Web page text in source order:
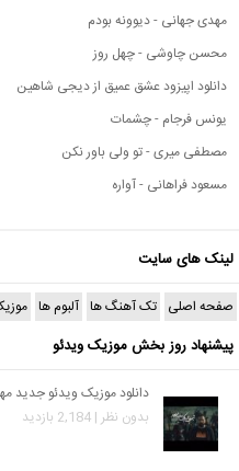
مهدی جهانی - دیوونه بودم
محسن چاوشی - چهل روز
دانلود اپیزود عشق عمیق از دیجی شاهین
یونس فرجام - چشمات
مصطفی میری - تو ولی باور نکن
مسعود فراهانی - آواره
لینک های سایت
صفحه اصلی تک آهنگ ها آلبوم ها
پیشنهاد روز بخش موزیک ویدئو
دانلود موزیک ویدئو جدید
بدون نظر | 2,184 بازدید